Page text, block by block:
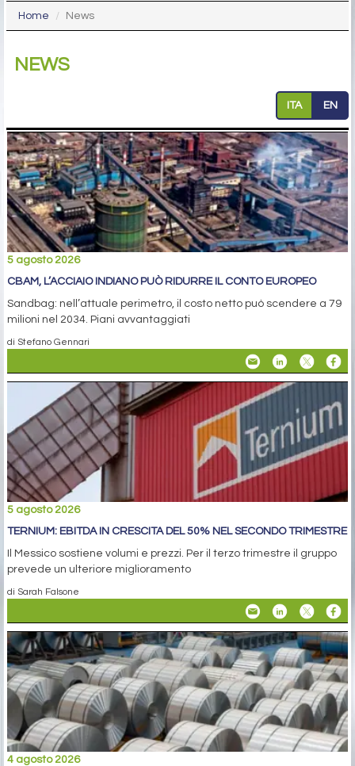
Home News
NEWS
ITA EN
5 agosto 2026
CBAM, L’ACCIAIO INDIANO PUÒ RIDURRE IL CONTO EUROPEO
Sandbag: nell’attuale perimetro, il costo netto può scendere a 79
milioni nel 2034. Piani avvantaggiati
di Stefano Gennari
5 agosto 2026
TERNIUM: EBITDA IN CRESCITA DEL 50% NEL SECONDO TRIMESTRE
Il Messico sostiene volumi e prezzi. Per il terzo trimestre il gruppo
prevede un ulteriore miglioramento
di Sarah Falsone
4 agosto 2026